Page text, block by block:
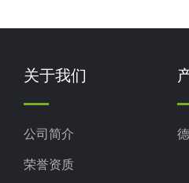
关于我们
公司简介
荣誉资质